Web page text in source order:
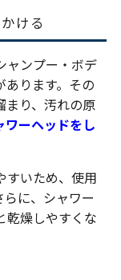
ける
ャンプー・ボデ
あります。その
まり、汚れの原
ワーヘッドをし
すいため、使用
に、シャワー
乾燥しやすくな